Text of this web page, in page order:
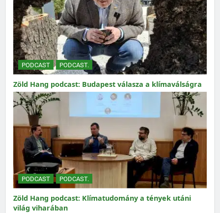
PODCAST PODCAST.
Zöld Hang podcast: Budapest válasza a klímaválságra
PODCAST PODCAST.
Zöld Hang podcast: Klímatudomány a tények utáni
világ viharában